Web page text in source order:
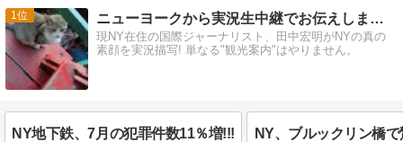
1 ニューヨークから実況生中継でお伝えします!!!
現NY在住の国際ジャーナリスト、田中宏明がNYの真の
素顔を実況描写! 単なる"観光案内"はやりません。
NY地下鉄、7月の犯罪件数11％増!!! NY、ブルックリン橋